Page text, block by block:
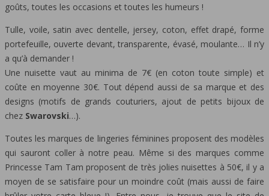
goûts, toutes les occasions et toutes les humeurs !
Tulle, voile, satin avec dentelle, jersey, coton, effet drapé, forme
portefeuille, ouverte devant, transparente, évasé, moulante… Il n’y
a qu’à demander !
Une nuisette vaut au minima de 7€ (en coton toute simple) et
coûte en moyenne 30€. Tout dépend aussi de sa marque et des
designs (motifs de grands couturiers, ajout de petits bijoux de
chez Swarovski…).
Toutes les marques de lingeries féminines proposent des modèles
qui sauront coller à notre peau. Même si des marques comme
Princesse Tam Tam proposent de très jolies nuisettes à 50€, il y a
moyen de se satisfaire pour un moindre coût (mais aussi de faire